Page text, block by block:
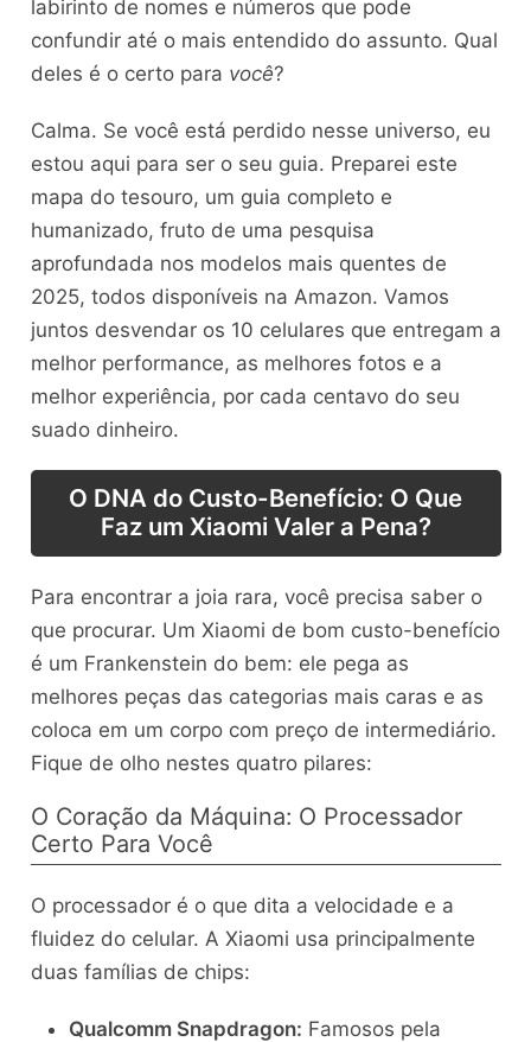
labirinto de nomes e números que pode
confundir até o mais entendido do assunto. Qual
deles é o certo para você?
Calma. Se você está perdido nesse universo, eu
estou aqui para ser o seu guia. Preparei este
mapa do tesouro, um guia completo e
humanizado, fruto de uma pesquisa
aprofundada nos modelos mais quentes de
2025, todos disponíveis na Amazon. Vamos
juntos desvendar os 10 celulares que entregam a
melhor performance, as melhores fotos e a
melhor experiência, por cada centavo do seu
suado dinheiro.
O DNA do Custo-Benefício: O Que
Faz um Xiaomi Valer a Pena?
Para encontrar a joia rara, você precisa saber o
que procurar. Um Xiaomi de bom custo-benefício
é um Frankenstein do bem: ele pega as
melhores peças das categorias mais caras e as
coloca em um corpo com preço de intermediário.
Fique de olho nestes quatro pilares:
O Coração da Máquina: O Processador
Certo Para Você
O processador é o que dita a velocidade e a
fluidez do celular. A Xiaomi usa principalmente
duas famílias de chips:
Qualcomm Snapdragon: Famosos pela